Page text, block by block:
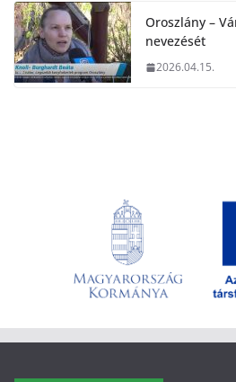
Oroszlány –
nevezését
2026.04.15.